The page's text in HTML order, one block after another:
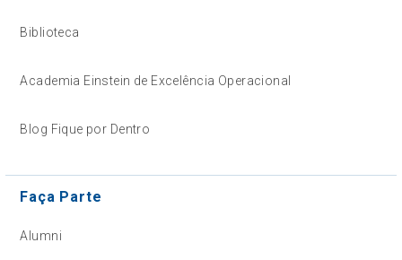
Biblioteca
Academia Einstein de Excelência Operacional
Blog Fique por Dentro
Faça Parte
Alumni